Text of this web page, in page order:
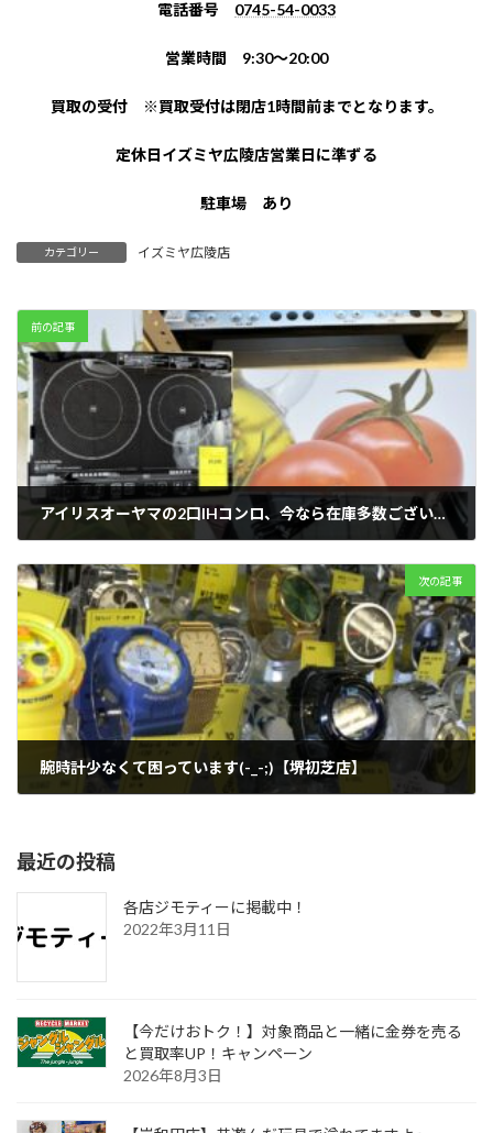
電話番号 0745-54-0033
営業時間 9:30～20:00
買取の受付 ※買取受付は閉店1時間前までとなります。
定休日イズミヤ広陵店営業日に準ずる
駐車場 あり
カテゴリー イズミヤ広陵店
前の記事
アイリスオーヤマの2口IHコンロ、今なら在庫多数ございます！【リユースのサカイ柏店】
次の記事
腕時計少なくて困っています(-_-;)【堺初芝店】
最近の投稿
各店ジモティーに掲載中！
2022年3月11日
【今だけおトク！】対象商品と一緒に金券を売る
と買取率UP！キャンペーン
2026年8月3日